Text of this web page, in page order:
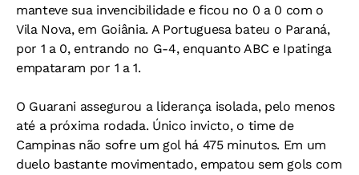
manteve sua invencibilidade e ficou no 0 a 0 com o
Vila Nova, em Goiânia. A Portuguesa bateu o Paraná,
por 1 a 0, entrando no G-4, enquanto ABC e Ipatinga
empataram por 1 a 1.
O Guarani assegurou a liderança isolada, pelo menos
até a próxima rodada. Único invicto, o time de
Campinas não sofre um gol há 475 minutos. Em um
duelo bastante movimentado, empatou sem gols com